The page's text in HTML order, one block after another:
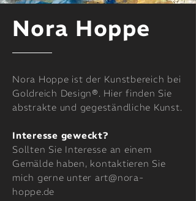
Nora Hoppe
Nora Hoppe ist der Kunstbereich bei
Goldreich Design®. Hier finden Sie
abstrakte und gegeständliche Kunst.
Interesse geweckt?
Sollten Sie Interesse an einem
Gemälde haben, kontaktieren Sie
mich gerne unter art@nora-
hoppe.de